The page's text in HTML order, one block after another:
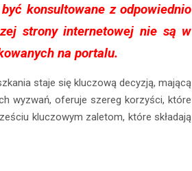
konsultowane z odpowiednio
strony internetowej nie są w
na portalu.
staje się kluczową decyzją, mającą
wyzwań, oferuje szereg korzyści, które
kluczowym zaletom, które składają